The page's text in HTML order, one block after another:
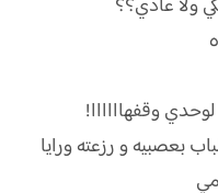
ولا عادي؟؟
وقفهاااااا!
بعصبيه و رزعته ورايا